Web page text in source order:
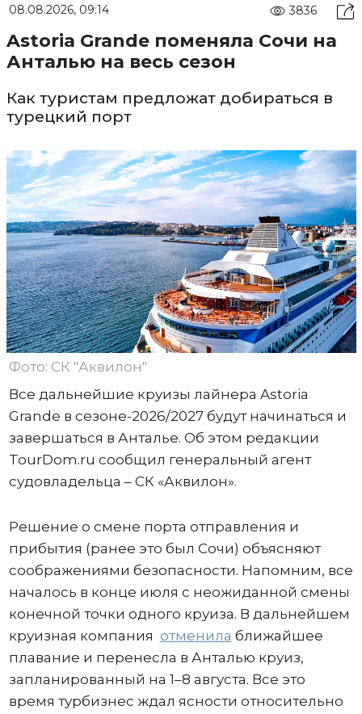
08.08.2026, 09:14 3836
Astoria Grande поменяла Сочи на
Анталью на весь сезон
Как туристам предложат добираться в
турецкий порт
Фото: СК "Аквилон"
Все дальнейшие круизы лайнера Astoria
Grande в сезоне-2026/2027 будут начинаться и
завершаться в Анталье. Об этом редакции
TourDom.ru сообщил генеральный агент
судовладельца – СК «Аквилон».
Решение о смене порта отправления и
прибытия (ранее это был Сочи) объясняют
соображениями безопасности. Напомним, все
началось в конце июля с неожиданной смены
конечной точки одного круиза. В дальнейшем
круизная компания отменила ближайшее
плавание и перенесла в Анталью круиз,
запланированный на 1–8 августа. Все это
время турбизнес ждал ясности относительно